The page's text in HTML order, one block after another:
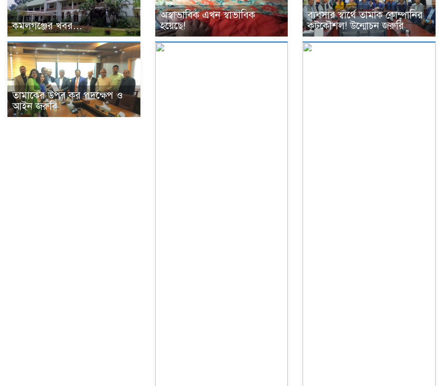
কমলগঞ্জের খবর…
অস্বাভাবিক এখন স্বাভাবিক
হয়েছে!
ব্যবসার স্বার্থে তামাক কোম্পানির
কূটকৌশল! উন্মোচন জরুরি
তামাকের উপর কর পদক্ষেপ ও
আইন জরুরি